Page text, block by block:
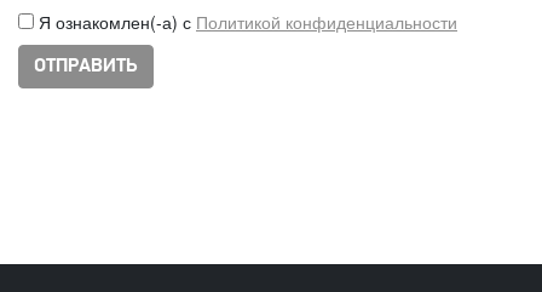
Я ознакомлен(-а) с Политикой конфиденциальности